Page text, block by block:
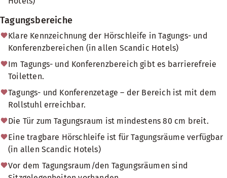
Tagungsbereiche
Klare Kennzeichnung der Hörschleife in Tagungs- und
Konferenzbereichen (in allen Scandic Hotels)
Im Tagungs- und Konferenzbereich gibt es barrierefreie
Toiletten.
Tagungs- und Konferenzetage – der Bereich ist mit dem
Rollstuhl erreichbar.
Die Tür zum Tagungsraum ist mindestens 80 cm breit.
Eine tragbare Hörschleife ist für Tagungsräume verfügbar
(in allen Scandic Hotels)
Vor dem Tagungsraum/den Tagungsräumen sind